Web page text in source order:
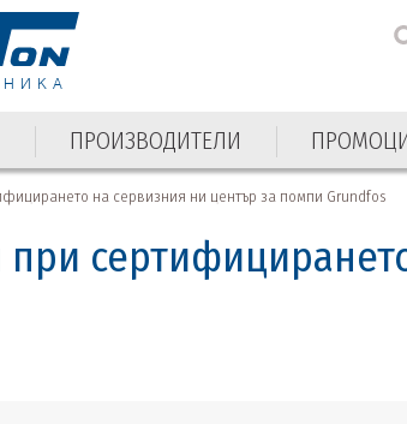
ПРОИЗВОДИТЕЛИ
на сервизния ни център за помпи Grundfos
при